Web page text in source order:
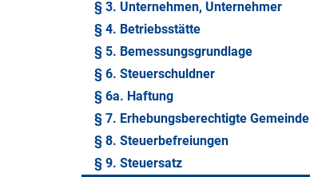
§ 3. Unternehmen, Unternehmer
§ 4. Betriebsstätte
§ 5. Bemessungsgrundlage
§ 6. Steuerschuldner
§ 6a. Haftung
§ 7. Erhebungsberechtigte Gemeinde
§ 8. Steuerbefreiungen
§ 9. Steuersatz